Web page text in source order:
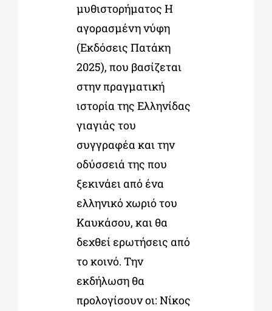
μυθιστορήματος Η
αγορασμένη νύφη
(Εκδόσεις Πατάκη
2025), που βασίζεται
στην πραγματική
ιστορία της Ελληνίδας
γιαγιάς του
συγγραφέα και την
οδύσσειά της που
ξεκινάει από ένα
ελληνικό χωριό του
Καυκάσου, και θα
δεχθεί ερωτήσεις από
το κοινό. Την
εκδήλωση θα
προλογίσουν οι: Νίκος